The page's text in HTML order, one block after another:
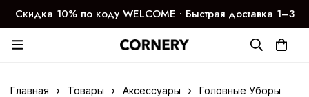
Скидка 10% по коду WELCOME ∙ Быстрая доставка 1–3
дня
Главная Товары Аксессуары Головные Уборы